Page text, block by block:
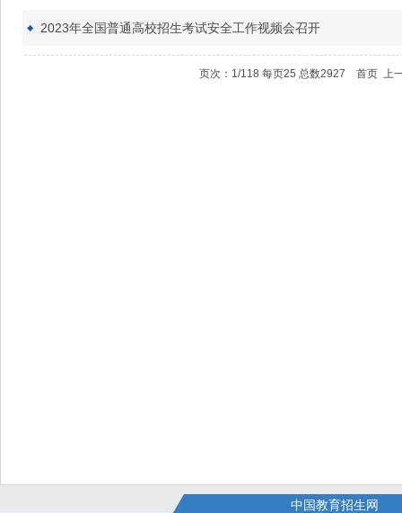
2023年全国普通高校招生考试安全工作视频会召开
页次：1/118 每页25 总数2927 首页 上
中国教育招生网